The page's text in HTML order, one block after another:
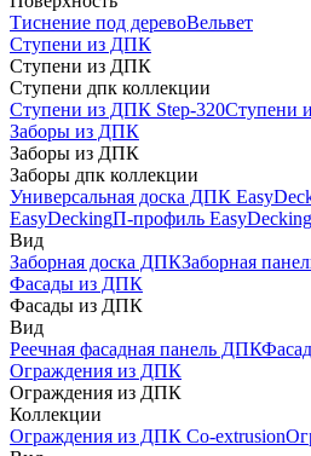
Тиснение под деревоВельвет
Ступени из ДПК
Ступени из ДПК
Ступени дпк коллекции
Ступени из ДПК Step-320Ступени
Заборы из ДПК
Заборы из ДПК
Заборы дпк коллекции
Универсальная доска ДПК
EasyDeckingП-профиль EasyDecking
Вид
Заборная доска ДПКЗаборная
Фасады из ДПК
Фасады из ДПК
Вид
Реечная фасадная панель ДПК
Ограждения из ДПК
Ограждения из ДПК
Коллекции
Ограждения из ДПК Co-extrusion